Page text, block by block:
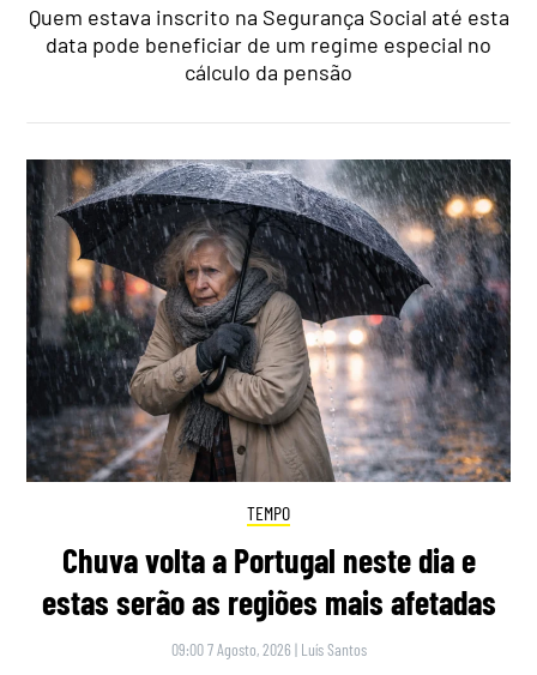
Quem estava inscrito na Segurança Social até esta
data pode beneficiar de um regime especial no
cálculo da pensão
TEMPO
Chuva volta a Portugal neste dia e
estas serão as regiões mais afetadas
09:00 7 Agosto, 2026 | Luís Santos